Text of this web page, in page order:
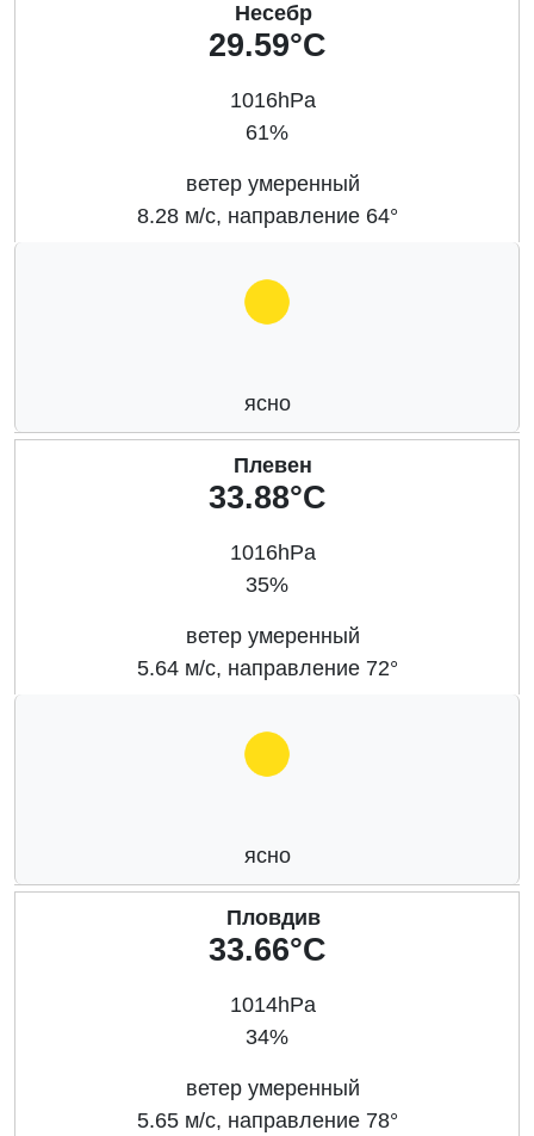
Несебр
29.59°C
1016hPa
61%
ветер умеренный
8.28 м/с, направление 64°
ясно
Плевен
33.88°C
1016hPa
35%
ветер умеренный
5.64 м/с, направление 72°
ясно
Пловдив
33.66°C
1014hPa
34%
ветер умеренный
5.65 м/с, направление 78°